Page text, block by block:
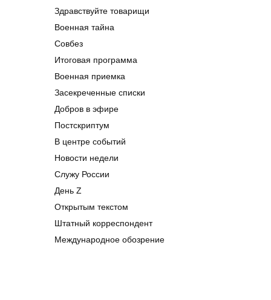
Здравствуйте товарищи
Военная тайна
Совбез
Итоговая программа
Военная приемка
Засекреченные списки
Добров в эфире
Постскриптум
В центре событий
Новости недели
Служу России
День Z
Открытым текстом
Штатный корреспондент
Международное обозрение